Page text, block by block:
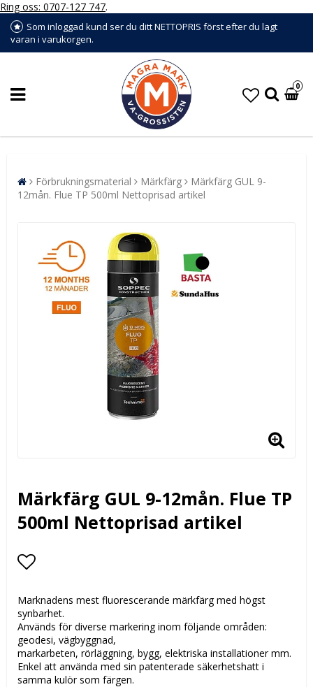
Ring oss: 0707-127 747.
Som inloggad kund ser du ditt NETTOPRIS först efter du lagt
varan i varukorgen.
0
Förbrukningsmaterial Märkfärg
Märkfärg GUL 9-
12mån. Flue TP 500ml Nettoprisad artikel
Märkfärg GUL 9-12mån. Flue TP
500ml Nettoprisad artikel
Marknadens mest fluorescerande märkfärg med högst
synbarhet.
Används för diverse markering inom följande områden:
geodesi, vägbyggnad,
markarbeten, rörläggning, bygg, elektriska installationer mm.
Enkel att använda med sin patenterade säkerhetshatt i
samma kulör som färgen.